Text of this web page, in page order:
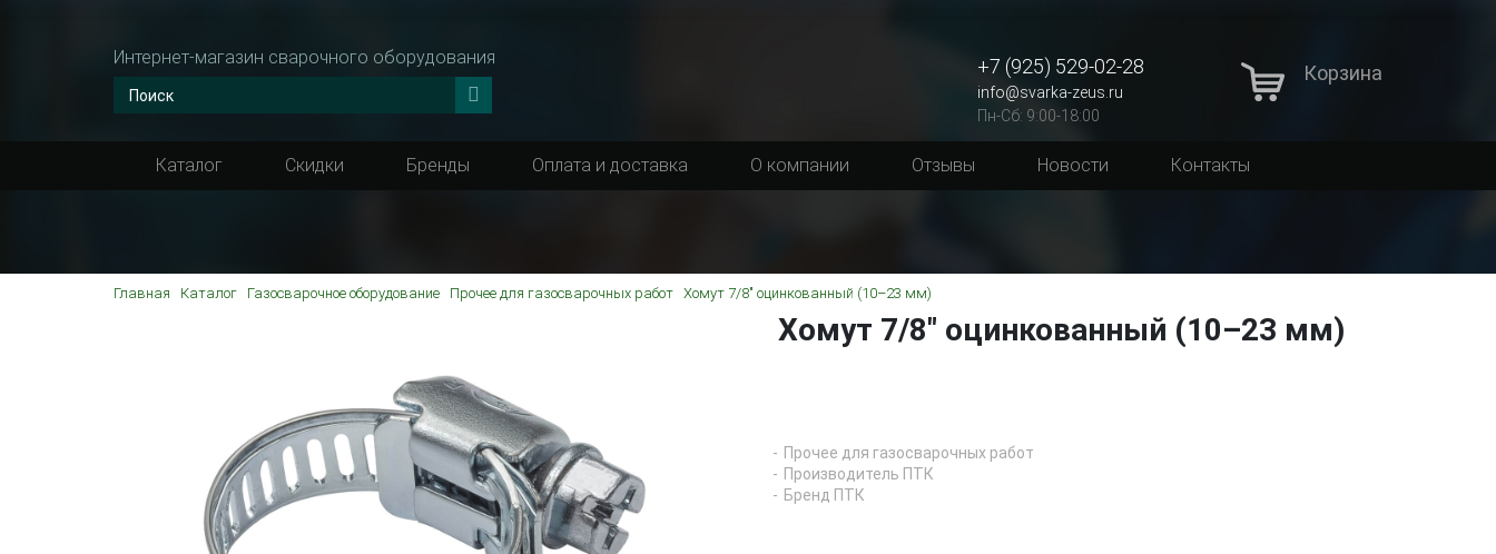
Интернет-магазин сварочного оборудования +7 (925) 529-02-28
info@svarka-zeus.ru
Пн-Сб: 9:00-18:00
Корзина
Каталог Скидки Бренды Оплата и доставка О компании Отзывы Новости Контакты
Главная Каталог Газосварочное оборудование Прочее для газосварочных работ Хомут 7/8" оцинкованный (10–23 мм)
Хомут 7/8" оцинкованный (10–23 мм)
Прочее для газосварочных работ
Производитель ПТК
Бренд ПТК